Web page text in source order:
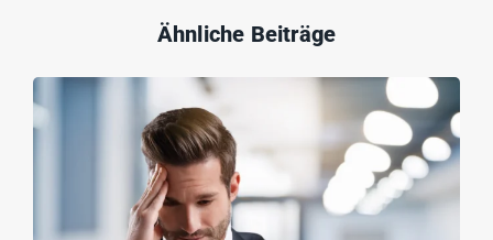
Ähnliche Beiträge